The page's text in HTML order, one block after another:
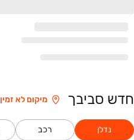
חדש סביבך מיקום לא זמין
נדלן רכב